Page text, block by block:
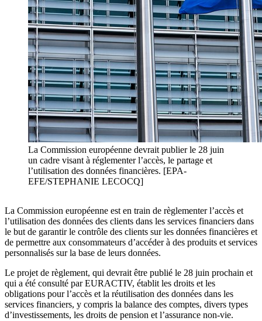
La Commission européenne devrait publier le 28 juin
un cadre visant à réglementer l’accès, le partage et
l’utilisation des données financières. [EPA-
EFE/STEPHANIE LECOCQ]
La Commission européenne est en train de règlementer l’accès et
l’utilisation des données des clients dans les services financiers dans
le but de garantir le contrôle des clients sur les données financières et
de permettre aux consommateurs d’accéder à des produits et services
personnalisés sur la base de leurs données.
Le projet de règlement, qui devrait être publié le 28 juin prochain et
qui a été consulté par EURACTIV, établit les droits et les
obligations pour l’accès et la réutilisation des données dans les
services financiers, y compris la balance des comptes, divers types
d’investissements, les droits de pension et l’assurance non-vie.